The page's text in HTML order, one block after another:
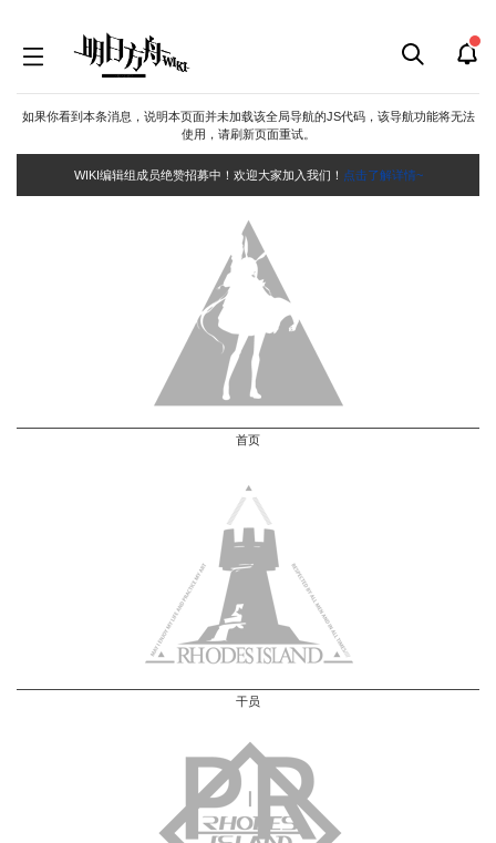
如果你看到本条消息，说明本页面并未加载该全局导航的JS代码，该导航功能将无法
使用，请刷新页面重试。
WIKI编辑组成员绝赞招募中！欢迎大家加入我们！ 点击了解详情~
首页
干员